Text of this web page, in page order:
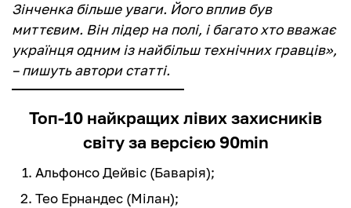
Зінченка більше уваги. Його вплив був
миттєвим. Він лідер на полі, і багато хто вважає
українця одним із найбільш технічних гравців»,
– пишуть автори статті.
Топ-10 найкращих лівих захисників
світу за версією 90min
Альфонсо Дейвіс (Баварія);
Тео Ернандес (Мілан);